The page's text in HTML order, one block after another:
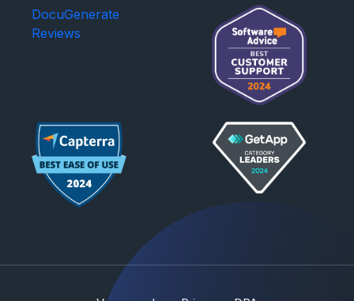
DocuGenerate
Reviews